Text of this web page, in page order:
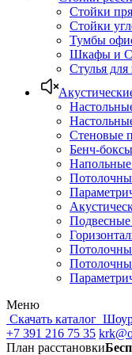
Стойки
Стойки
Тумбы
Шкафы и
Стулья для
Стеновые
Бенч-боксы
Напольные
Подвесные
Меню
Скачать каталог
+7 391 216 75 35
План расстановки